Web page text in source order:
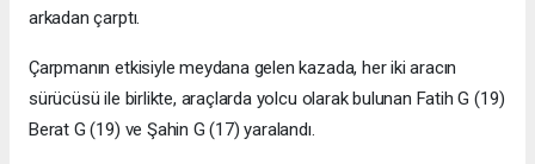
arkadan çarptı.
Çarpmanın etkisiyle meydana gelen kazada, her iki aracın
sürücüsü ile birlikte, araçlarda yolcu olarak bulunan Fatih G (19)
Berat G (19) ve Şahin G (17) yaralandı.